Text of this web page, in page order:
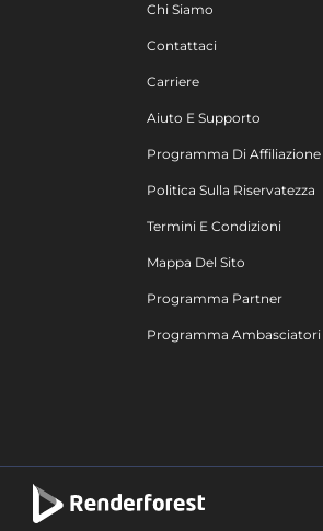
Chi Siamo
Contattaci
Carriere
Aiuto E Supporto
Programma Di Affiliazione
Politica Sulla Riservatezza
Termini E Condizioni
Mappa Del Sito
Programma Partner
Programma Ambasciatori